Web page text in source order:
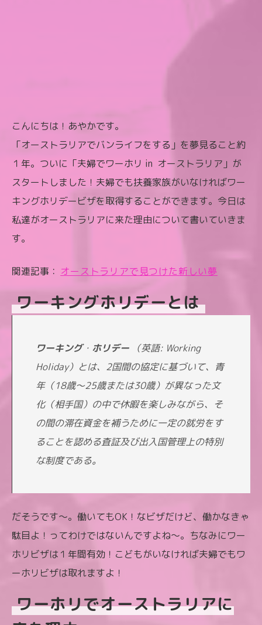
こんにちは！あやかです。
「オーストラリアでバンライフをする」を夢見ること約
１年。ついに「夫婦でワーホリ in オーストラリア」が
スタートしました！夫婦でも扶養家族がいなければワー
キングホリデービザを取得することができます。今日は
私達がオーストラリアに来た理由について書いていきま
す。
関連記事： オーストラリアで見つけた新しい夢
ワーキングホリデーとは
ワーキング・ ホリデー （英語: Working
Holiday）とは、2国間の協定に基づいて、青
年（18歳〜25歳または30歳）が異なった文
化（相手国）の中で休暇を楽しみながら、そ
の間の滞在資金を補うために一定の就労をす
ることを認める査証及び出入国管理上の特別
な制度である。
だそうです〜。働いてもOK！なビザだけど、働かなきゃ
駄目よ！ってわけではないんですよね〜。ちなみにワー
ホリビザは１年間有効！こどもがいなければ夫婦でもワ
ーホリビザは取れますよ！
ワーホリでオーストラリアに